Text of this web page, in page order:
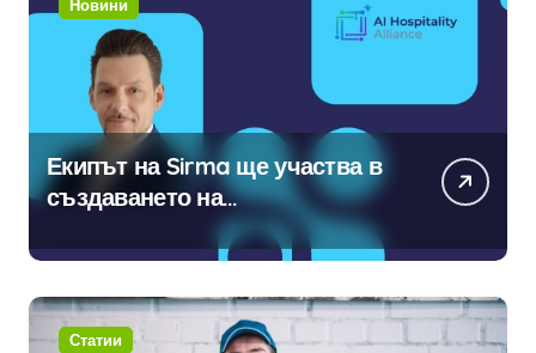
Новини
Екипът на Sirma ще участва в
създаването на
международните стандарти за
навлизане на изкуствен
интелект в хотелиерството
Статии